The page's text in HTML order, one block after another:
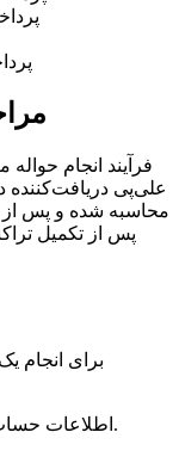
فرآیند انجام
علی‌پی
محاسبه شده و پس از
پس از تکمیل
برای انجام
اطلاعات حساب علی‌پی گیرنده را با دقت بررسی کنید.